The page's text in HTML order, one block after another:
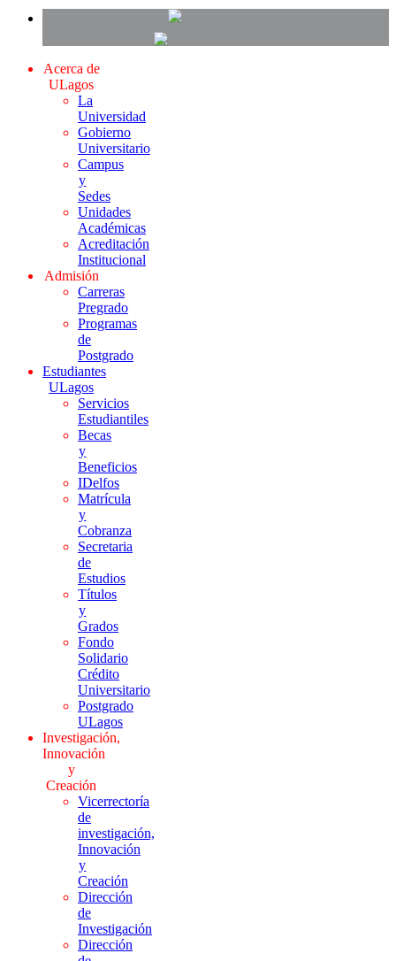
Acerca de
ULagos
La
Universidad
Gobierno
Universitario
Campus
y
Sedes
Unidades
Académicas
Acreditación
Institucional
Admisión
Carreras
Pregrado
Programas
de
Postgrado
Estudiantes
ULagos
Servicios
Estudiantiles
Becas
y
Beneficios
IDelfos
Matrícula
y
Cobranza
Secretaria
de
Estudios
Títulos
y
Grados
Fondo
Solidario
Crédito
Universitario
Postgrado
ULagos
Investigación,
Innovación
y
Creación
Vicerrectoría
de
investigación,
Innovación
y
Creación
Dirección
de
Investigación
Dirección